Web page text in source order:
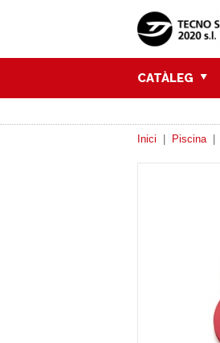
CATÀLEG
Inici Piscina|